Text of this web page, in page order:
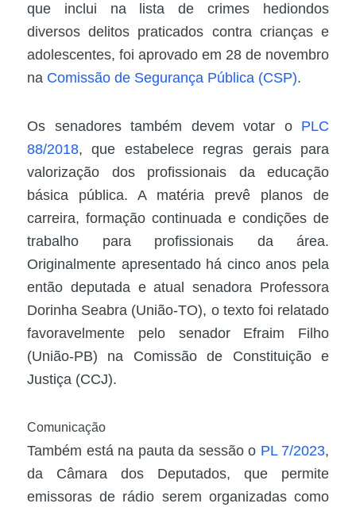
que inclui na lista de crimes hediondos
diversos delitos praticados contra crianças e
adolescentes, foi aprovado em 28 de novembro
na Comissão de Segurança Pública (CSP).
Os senadores também devem votar o PLC
88/2018, que estabelece regras gerais para
valorização dos profissionais da educação
básica pública. A matéria prevê planos de
carreira, formação continuada e condições de
trabalho para profissionais da área.
Originalmente apresentado há cinco anos pela
então deputada e atual senadora Professora
Dorinha Seabra (União-TO), o texto foi relatado
favoravelmente pelo senador Efraim Filho
(União-PB) na Comissão de Constituição e
Justiça (CCJ).
Comunicação
Também está na pauta da sessão o PL 7/2023,
da Câmara dos Deputados, que permite
emissoras de rádio serem organizadas como